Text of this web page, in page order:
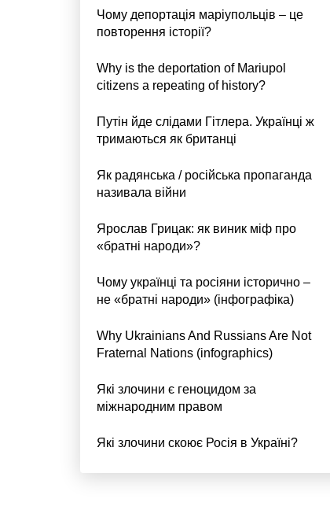
Чому депортація маріупольців – це
повторення історії?
Why is the deportation of Mariupol
citizens a repeating of history?
Путін йде слідами Гітлера. Українці ж
тримаються як британці
Як радянська / російська пропаганда
називала війни
Ярослав Грицак: як виник міф про
«братні народи»?
Чому українці та росіяни історично –
не «братні народи» (інфографіка)
Why Ukrainians And Russians Are Not
Fraternal Nations (infographics)
Які злочини є геноцидом за
міжнародним правом
Які злочини скоює Росія в Україні?